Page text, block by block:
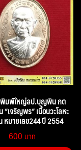
มพ์ใหญ่ลป.บุญพิน กต
เจริญพร” เนื้อนวะโลหะ
หมายเลข244 ปี 2554
600